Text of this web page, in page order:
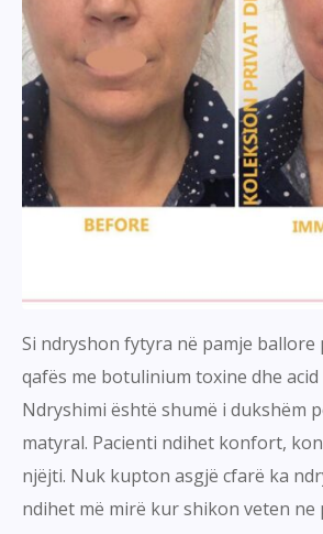
Si ndryshon fytyra në pamje
qafës me botulinium toxine dhe
Ndryshimi është shumë i dukshëm
matyral. Pacienti ndihet konfort,
njëjti. Nuk kupton asgjë cfarë ka
ndihet më mirë kur shikon veten ne